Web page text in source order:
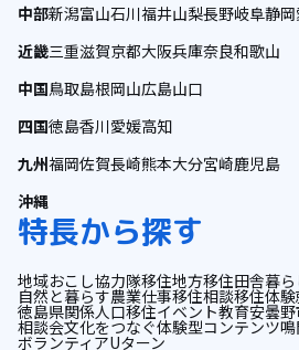
中部新潟富山石川福井山梨長野岐阜静岡
近畿三重滋賀京都大阪兵庫奈良和歌山
中国鳥取島根岡山広島山口
四国徳島香川愛媛高知
九州福岡佐賀長崎熊本大分宮崎鹿児島
沖縄
特長から探す
地域おこし協力隊移住地方移住田舎暮ら
自然と暮らす農業仕事移住相談移住体験
徳島県関係人口移住イベント教育安曇野
相談会文化をつなぐ体験型コンテンツ
ボランティアUターン